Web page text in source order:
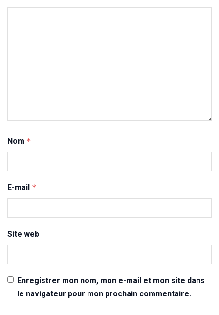
Nom *
E-mail *
Site web
Enregistrer mon nom, mon e-mail et mon site dans
le navigateur pour mon prochain commentaire.